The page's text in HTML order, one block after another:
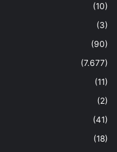
(10)
(3)
(90)
(7.677)
(11)
(2)
(41)
(18)